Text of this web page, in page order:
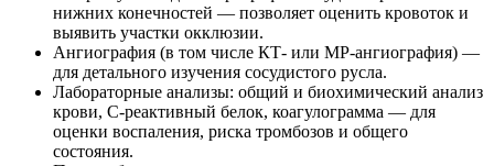
нижних конечностей — позволяет оценить кровоток и
выявить участки окклюзии.
Ангиография (в том числе КТ‑ или МР‑ангиография) —
для детального изучения сосудистого русла.
Лабораторные анализы: общий и биохимический анализ
крови, С‑реактивный белок, коагулограмма — для
оценки воспаления, риска тромбозов и общего
состояния.